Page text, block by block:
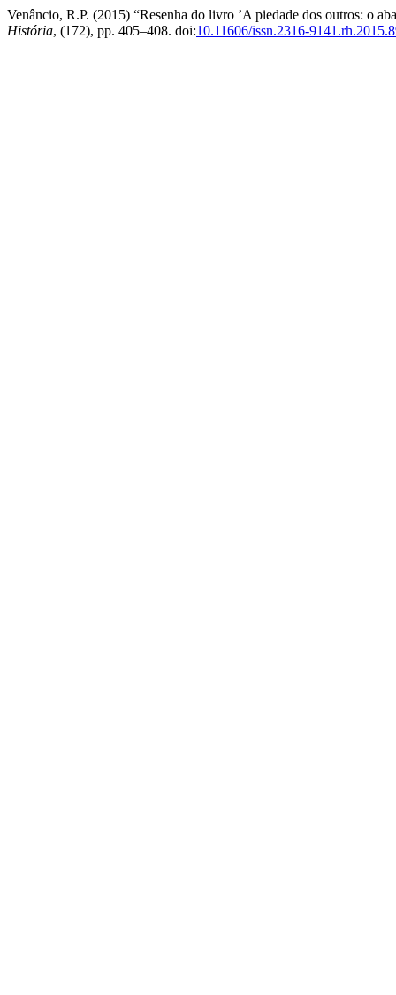
Venâncio, R.P. (2015) “Resenha do livro ’A piedade dos outros: o
História, (172), pp. 405–408. doi:10.11606/issn.2316-